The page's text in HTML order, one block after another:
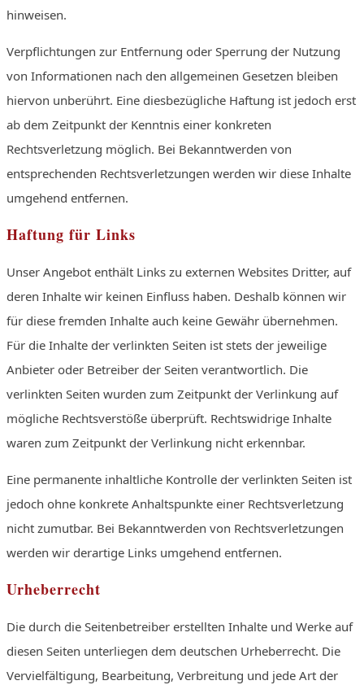
hinweisen.
Verpflichtungen zur Entfernung oder Sperrung der Nutzung
von Informationen nach den allgemeinen Gesetzen bleiben
hiervon unberührt. Eine diesbezügliche Haftung ist jedoch erst
ab dem Zeitpunkt der Kenntnis einer konkreten
Rechtsverletzung möglich. Bei Bekanntwerden von
entsprechenden Rechtsverletzungen werden wir diese Inhalte
umgehend entfernen.
Haftung für Links
Unser Angebot enthält Links zu externen Websites Dritter, auf
deren Inhalte wir keinen Einfluss haben. Deshalb können wir
für diese fremden Inhalte auch keine Gewähr übernehmen.
Für die Inhalte der verlinkten Seiten ist stets der jeweilige
Anbieter oder Betreiber der Seiten verantwortlich. Die
verlinkten Seiten wurden zum Zeitpunkt der Verlinkung auf
mögliche Rechtsverstöße überprüft. Rechtswidrige Inhalte
waren zum Zeitpunkt der Verlinkung nicht erkennbar.
Eine permanente inhaltliche Kontrolle der verlinkten Seiten ist
jedoch ohne konkrete Anhaltspunkte einer Rechtsverletzung
nicht zumutbar. Bei Bekanntwerden von Rechtsverletzungen
werden wir derartige Links umgehend entfernen.
Urheberrecht
Die durch die Seitenbetreiber erstellten Inhalte und Werke auf
diesen Seiten unterliegen dem deutschen Urheberrecht. Die
Vervielfältigung, Bearbeitung, Verbreitung und jede Art der